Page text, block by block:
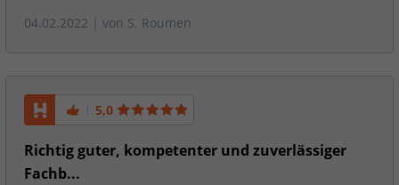
04.02.2022 | von S. Roumen
5,0
Richtig guter, kompetenter und zuverlässiger
Fachb...